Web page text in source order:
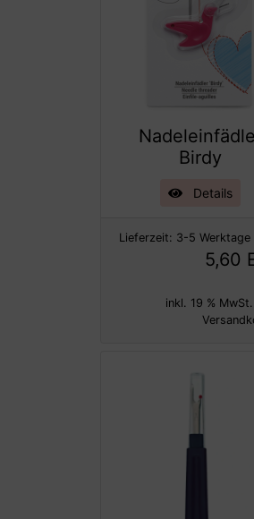
Birdy
Details
Lieferzeit: 3-5 Werktage
5,60
inkl. 19 %